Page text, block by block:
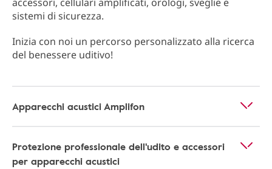
sistemi di sicurezza.
Inizia con noi un percorso personalizzato alla ricerca
del benessere uditivo!
Apparecchi acustici Amplifon
Protezione professionale dell'udito e accessori
per apparecchi acustici